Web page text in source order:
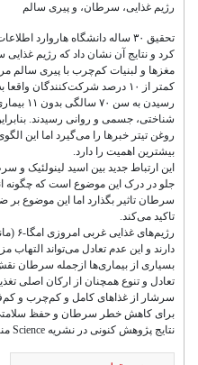
رژیم غذایی، سرطان، و پیری سالم
کرد و نتایج آن نشان داد که رژیم
مغزها و لبنیات کم‌چرب با پیری سالم
کمتر از ۱۰ درصد شرکت‌کنندگان
رسیدن
شناختی، جسمی و روانی رسیدند.
روغن تیتر خبرها را می‌گیرد اما این
بیشترین اهمیت را دارد.
این ارتباط جدید بین اسید لینولئیک
جلو در درک این موضوع است که چگونه
سرطان تاثیر بگذارد اما این موضوع
تاکید می‌کند.
دارند و این عدم تعادل می‌تواند
بسیاری از بیماری‌ها ازجمله سرطان
تعادل و تنوع همچنان از ارکان اصلی
سرشار از غذاهای کامل و کم‌چرب و
برای کاهش خطر سرطان و حفظ
نتایج پژوهش کنونی در نشریه Science منتشر شده است.